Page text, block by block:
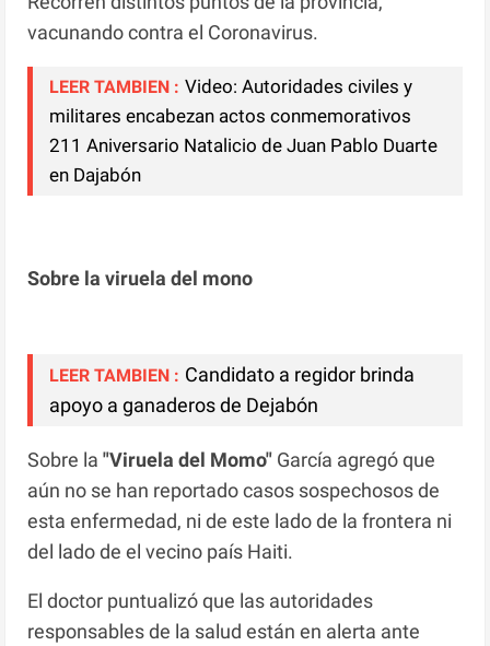
vacunando contra el Coronavirus.
LEER TAMBIEN : Video: Autoridades civiles y
militares encabezan actos conmemorativos
211 Aniversario Natalicio de Juan Pablo Duarte
en Dajabón
Sobre la viruela del mono
LEER TAMBIEN : Candidato a regidor brinda
apoyo a ganaderos de Dejabón
Sobre la"Viruela del Momo" García agregó que
aún no se han reportado casos sospechosos de
esta enfermedad, ni de este lado de la frontera ni
del lado de el vecino país Haiti.
El doctor puntualizó que las autoridades
responsables de la salud están en alerta ante